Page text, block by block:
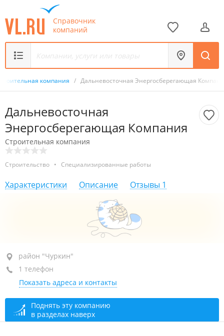
Справочник
компаний
компания / Дальневосточная Энергосберегающая
Дальневосточная
Энергосберегающая Компания
Строительная компания
Строительство • Специализированные работы
Характеристики Описание Отзывы 1
район "Чуркин", ул. Олега Кошевого, 5
пом. 3
+7 914 717-65-65
закрыто, откроется в 09:00
район "Чуркин"
1 телефон
Показать адреса и контакты
Поднять эту компанию
в разделах наверх